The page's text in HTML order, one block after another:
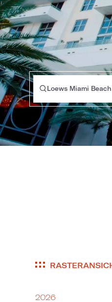
Loews Miami
2026